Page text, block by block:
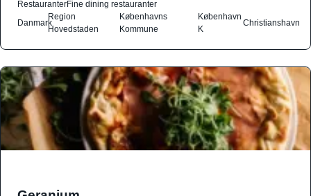
RestauranterFine dining restauranter
Danmark
Region
Hovedstaden
Københavns
Kommune
København
K
Christianshavn